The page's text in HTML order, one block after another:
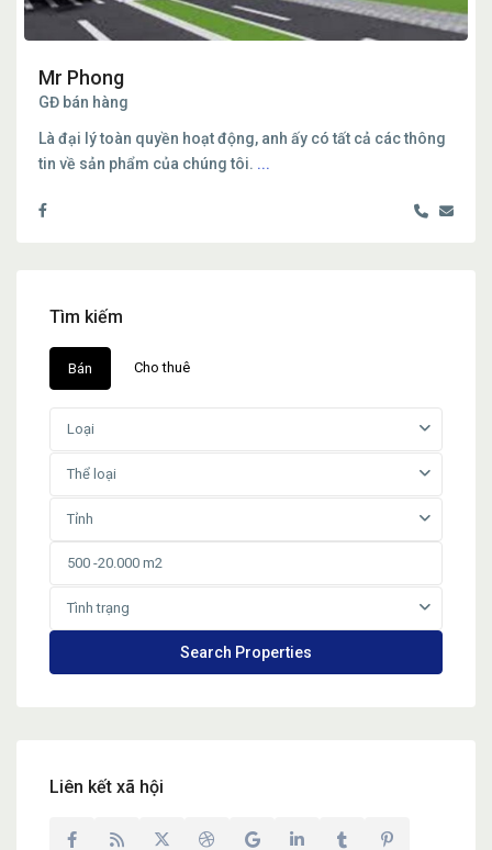
Mr Phong
GĐ bán hàng
Là đại lý toàn quyền hoạt động, anh ấy có tất cả các thông
tin về sản phẩm của chúng tôi. ...
Tìm kiếm
Bán Cho thuê
Loại
Thể loại
Tỉnh
Tình trạng
Liên kết xã hội